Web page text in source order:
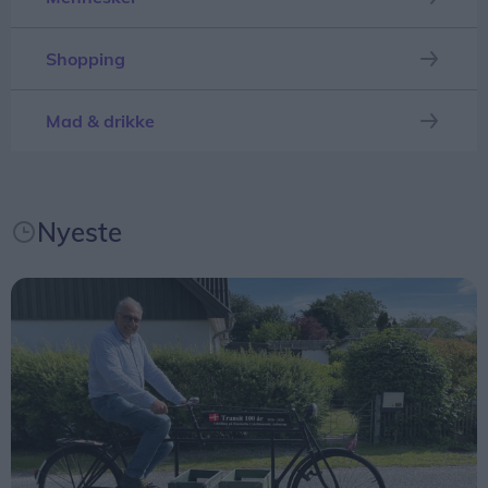
kåringen af vinderen af optoget lukker og slukker
De to akrobater, Benjamin De Matteis og Mickael
Cie Sacékripa.
vandet danner rammen om både "humor, risiko
Forestillingen begynder klokken 16 ved den gamle
drejebro ved Limfjordsmuseet, hvor man kan følge
med fra begge sider af kanalen.
Den varer cirka 40 minutter, og der er gratis
adgang.
Shopping
Mad & drikke
Nyeste